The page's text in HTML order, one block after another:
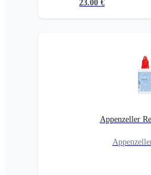
23.00 €
Appenzeller